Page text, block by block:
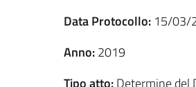
Data Protocollo: 15/03/
Anno:2019
Tipo atto:Determine del